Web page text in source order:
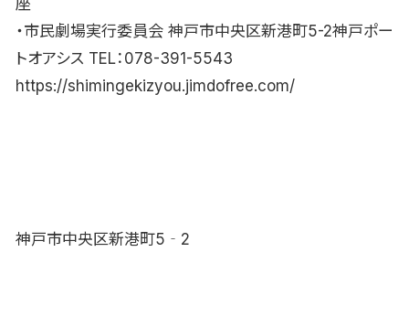
・市民劇場実行委員会 神戸市中央区新港町5-2神戸ポー
トオアシス TEL：078-391-5543
https://shimingekizyou.jimdofree.com/
神戸市中央区新港町5‐2